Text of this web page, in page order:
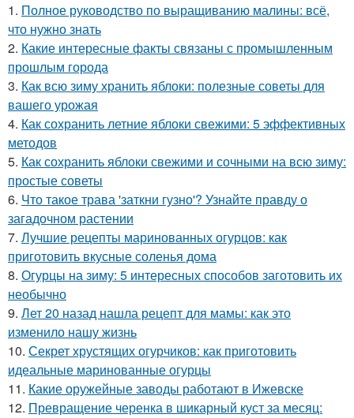
1. Полное руководство по выращиванию малины: всё,
что нужно знать
2. Какие интересные факты связаны с промышленным
прошлым города
3. Как всю зиму хранить яблоки: полезные советы для
вашего урожая
4. Как сохранить летние яблоки свежими: 5 эффективных
методов
5. Как сохранить яблоки свежими и сочными на всю зиму:
простые советы
6. Что такое трава 'заткни гузно'? Узнайте правду о
загадочном растении
7. Лучшие рецепты маринованных огурцов: как
приготовить вкусные соленья дома
8. Огурцы на зиму: 5 интересных способов заготовить их
необычно
9. Лет 20 назад нашла рецепт для мамы: как это
изменило нашу жизнь
10. Секрет хрустящих огурчиков: как приготовить
идеальные маринованные огурцы
11. Какие оружейные заводы работают в Ижевске
12. Превращение черенка в шикарный куст за месяц: